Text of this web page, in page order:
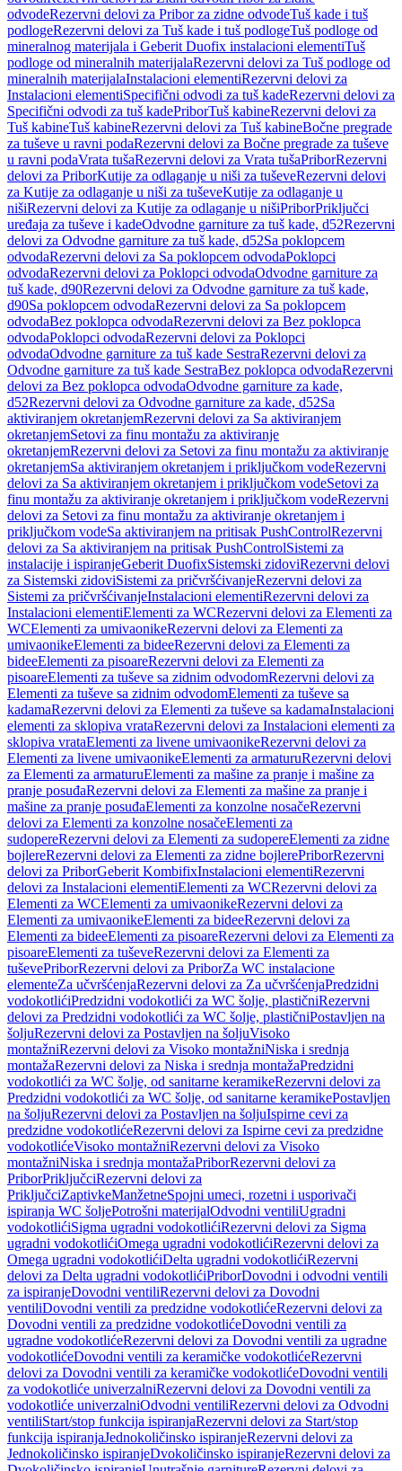
odvodeRezervni delovi za Pribor za zidne odvodeTuš kade i tuš
podlogeRezervni delovi za Tuš kade i tuš podlogeTuš podloge od
mineralnog materijala i Geberit Duofix instalacioni elementiTuš
podloge od mineralnih materijalaRezervni delovi za Tuš podloge od
mineralnih materijalaInstalacioni elementiRezervni delovi za
Instalacioni elementiSpecifični odvodi za tuš kadeRezervni delovi za
Specifični odvodi za tuš kadePriborTuš kabineRezervni delovi za
Tuš kabineTuš kabineRezervni delovi za Tuš kabineBočne pregrade
za tuševe u ravni podaRezervni delovi za Bočne pregrade za tuševe
u ravni podaVrata tušaRezervni delovi za Vrata tušaPriborRezervni
delovi za PriborKutije za odlaganje u niši za tuševeRezervni delovi
za Kutije za odlaganje u niši za tuševeKutije za odlaganje u
nišiRezervni delovi za Kutije za odlaganje u nišiPriborPriključci
uređaja za tuševe i kadeOdvodne garniture za tuš kade, d52Rezervni
delovi za Odvodne garniture za tuš kade, d52Sa poklopcem
odvodaRezervni delovi za Sa poklopcem odvodaPoklopci
odvodaRezervni delovi za Poklopci odvodaOdvodne garniture za
tuš kade, d90Rezervni delovi za Odvodne garniture za tuš kade,
d90Sa poklopcem odvodaRezervni delovi za Sa poklopcem
odvodaBez poklopca odvodaRezervni delovi za Bez poklopca
odvodaPoklopci odvodaRezervni delovi za Poklopci
odvodaOdvodne garniture za tuš kade SestraRezervni delovi za
Odvodne garniture za tuš kade SestraBez poklopca odvodaRezervni
delovi za Bez poklopca odvodaOdvodne garniture za kade,
d52Rezervni delovi za Odvodne garniture za kade, d52Sa
aktiviranjem okretanjemRezervni delovi za Sa aktiviranjem
okretanjemSetovi za finu montažu za aktiviranje
okretanjemRezervni delovi za Setovi za finu montažu za aktiviranje
okretanjemSa aktiviranjem okretanjem i priključkom vodeRezervni
delovi za Sa aktiviranjem okretanjem i priključkom vodeSetovi za
finu montažu za aktiviranje okretanjem i priključkom vodeRezervni
delovi za Setovi za finu montažu za aktiviranje okretanjem i
priključkom vodeSa aktiviranjem na pritisak PushControlRezervni
delovi za Sa aktiviranjem na pritisak PushControlSistemi za
instalacije i ispiranjeGeberit DuofixSistemski zidoviRezervni delovi
za Sistemski zidoviSistemi za pričvršćivanjeRezervni delovi za
Sistemi za pričvršćivanjeInstalacioni elementiRezervni delovi za
Instalacioni elementiElementi za WCRezervni delovi za Elementi za
WCElementi za umivaonikeRezervni delovi za Elementi za
umivaonikeElementi za bideeRezervni delovi za Elementi za
bideeElementi za pisoareRezervni delovi za Elementi za
pisoareElementi za tuševe sa zidnim odvodomRezervni delovi za
Elementi za tuševe sa zidnim odvodomElementi za tuševe sa
kadamaRezervni delovi za Elementi za tuševe sa kadamaInstalacioni
elementi za sklopiva vrataRezervni delovi za Instalacioni elementi za
sklopiva vrataElementi za livene umivaonikeRezervni delovi za
Elementi za livene umivaonikeElementi za armaturuRezervni delovi
za Elementi za armaturuElementi za mašine za pranje i mašine za
pranje posuđaRezervni delovi za Elementi za mašine za pranje i
mašine za pranje posuđaElementi za konzolne nosačeRezervni
delovi za Elementi za konzolne nosačeElementi za
sudopereRezervni delovi za Elementi za sudopereElementi za zidne
bojlereRezervni delovi za Elementi za zidne bojlerePriborRezervni
delovi za PriborGeberit KombifixInstalacioni elementiRezervni
delovi za Instalacioni elementiElementi za WCRezervni delovi za
Elementi za WCElementi za umivaonikeRezervni delovi za
Elementi za umivaonikeElementi za bideeRezervni delovi za
Elementi za bideeElementi za pisoareRezervni delovi za Elementi za
pisoareElementi za tuševeRezervni delovi za Elementi za
tuševePriborRezervni delovi za PriborZa WC instalacione
elementeZa učvršćenjaRezervni delovi za Za učvršćenjaPredzidni
vodokotlićiPredzidni vodokotlići za WC šolje, plastičniRezervni
delovi za Predzidni vodokotlići za WC šolje, plastičniPostavljen na
šoljuRezervni delovi za Postavljen na šoljuVisoko
montažniRezervni delovi za Visoko montažniNiska i srednja
montažaRezervni delovi za Niska i srednja montažaPredzidni
vodokotlići za WC šolje, od sanitarne keramikeRezervni delovi za
Predzidni vodokotlići za WC šolje, od sanitarne keramikePostavljen
na šoljuRezervni delovi za Postavljen na šoljuIspirne cevi za
predzidne vodokotlićeRezervni delovi za Ispirne cevi za predzidne
vodokotlićeVisoko montažniRezervni delovi za Visoko
montažniNiska i srednja montažaPriborRezervni delovi za
PriborPriključciRezervni delovi za
PriključciZaptivkeManžetneSpojni umeci, rozetni i usporivači
ispiranja WC šoljePotrošni materijalOdvodni ventiliUgradni
vodokotlićiSigma ugradni vodokotlićiRezervni delovi za Sigma
ugradni vodokotlićiOmega ugradni vodokotlićiRezervni delovi za
Omega ugradni vodokotlićiDelta ugradni vodokotlićiRezervni
delovi za Delta ugradni vodokotlićiPriborDovodni i odvodni ventili
za ispiranjeDovodni ventiliRezervni delovi za Dovodni
ventiliDovodni ventili za predzidne vodokotlićeRezervni delovi za
Dovodni ventili za predzidne vodokotlićeDovodni ventili za
ugradne vodokotlićeRezervni delovi za Dovodni ventili za ugradne
vodokotlićeDovodni ventili za keramičke vodokotlićeRezervni
delovi za Dovodni ventili za keramičke vodokotlićeDovodni ventili
za vodokotliće univerzalniRezervni delovi za Dovodni ventili za
vodokotliće univerzalniOdvodni ventiliRezervni delovi za Odvodni
ventiliStart/stop funkcija ispiranjaRezervni delovi za Start/stop
funkcija ispiranjaJednokoličinsko ispiranjeRezervni delovi za
Jednokoličinsko ispiranjeDvokoličinsko ispiranjeRezervni delovi za